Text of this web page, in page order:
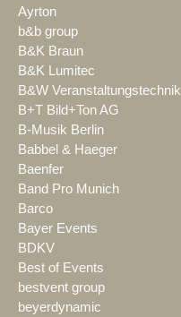
Ayrton
b&b group
B&K Braun
B&K Lumitec
B&W Veranstaltungstechnik
B+T Bild+Ton AG
B-Musik Berlin
Babbel & Haeger
Baenfer
Band Pro Munich
Barco
Bayer Events
BDKV
Best of Events
bestvent group
beyerdynamic